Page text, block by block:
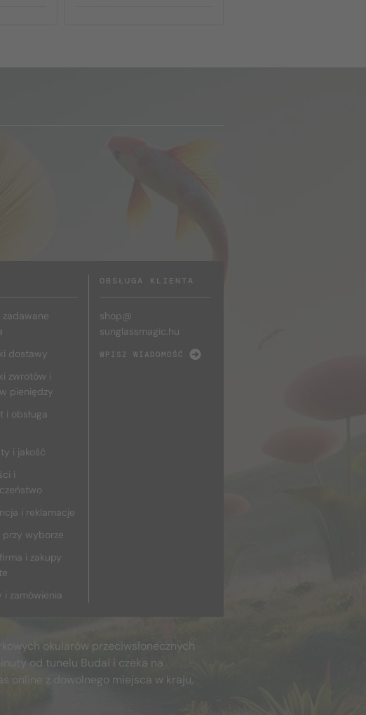
zadawane
dostawy
zwrotów i
pieniędzy
i obsługa
i jakość
i
i reklamacje
przy wyborze
i zakupy
i zamówienia
OBSŁUGA KLIENTA
shop@
sunglassmagic.hu
WPISZ WIADOMOŚĆ
okularów przeciwsłonecznych
od tunelu Budai i czeka na
online z dowolnego miejsca w kraju,